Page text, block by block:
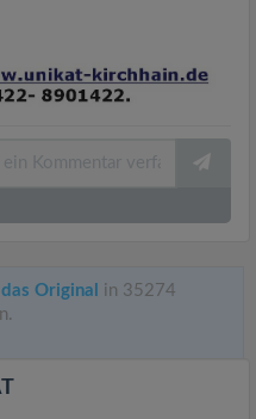
Original
in 35274